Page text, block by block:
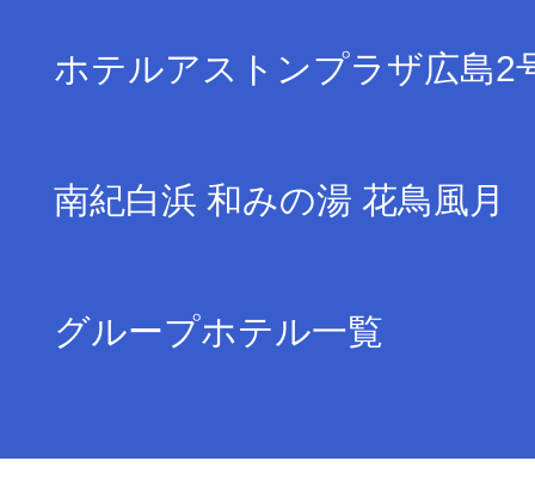
ホテルアストンプラザ広島2
南紀白浜 和みの湯 花鳥風月
グループホテル一覧